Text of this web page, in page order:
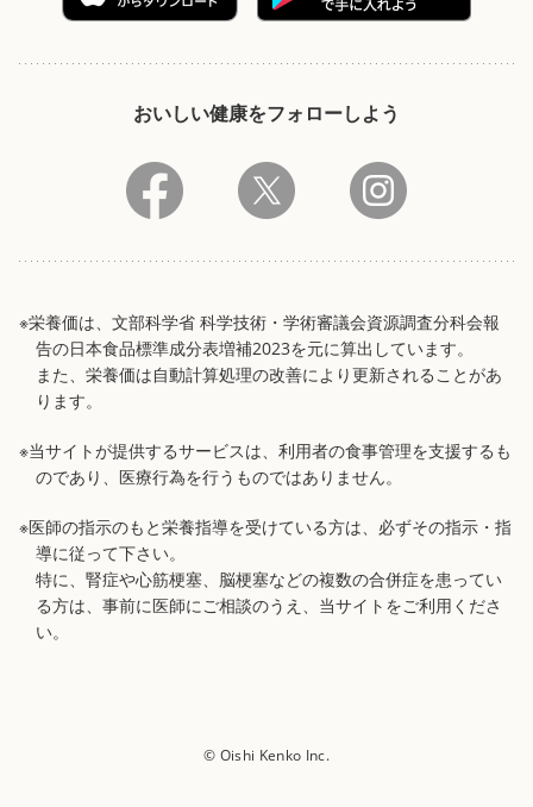
おいしい健康をフォローしよう
※栄養価は、文部科学省 科学技術・学術審議会資源調査分科会報
告の日本食品標準成分表増補2023を元に算出しています。
また、栄養価は自動計算処理の改善により更新されることがあ
ります。
※当サイトが提供するサービスは、利用者の食事管理を支援するも
のであり、医療行為を行うものではありません。
※医師の指示のもと栄養指導を受けている方は、必ずその指示・指
導に従って下さい。
特に、腎症や心筋梗塞、脳梗塞などの複数の合併症を患ってい
る方は、事前に医師にご相談のうえ、当サイトをご利用くださ
い。
© Oishi Kenko Inc.